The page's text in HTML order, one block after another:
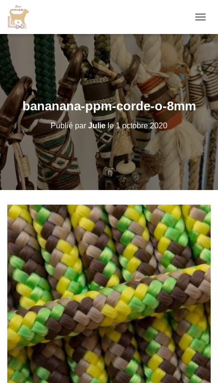
É
P
E
R
L
A
N
I
G
A
T
O
N
bananana-ppm-corde-o-8mm
Publié par Juliele1 octobre 2020